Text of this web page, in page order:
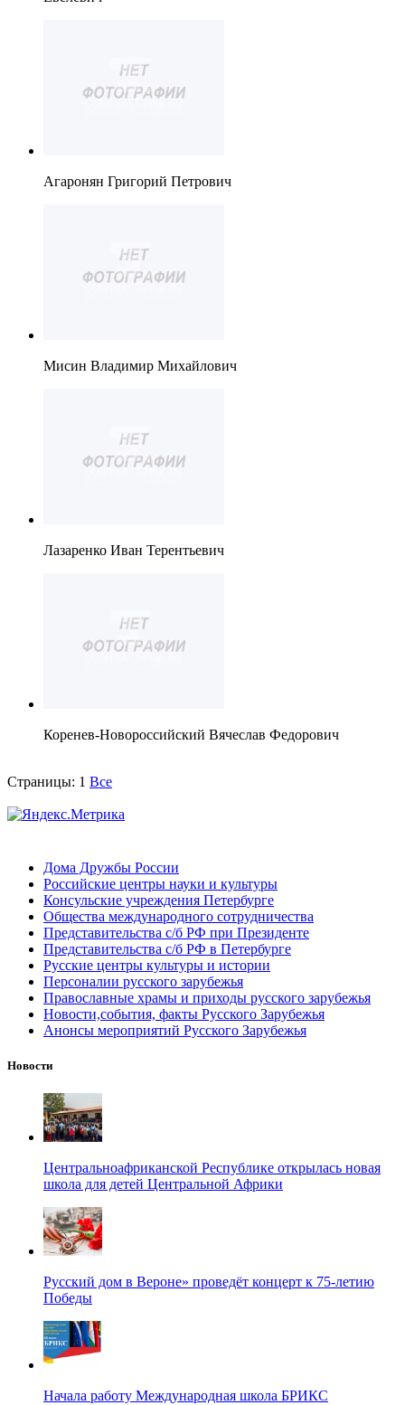
Агаронян Григорий Петрович
Мисин Владимир Михайлович
Лазаренко Иван Терентьевич
Коренев-Новороссийский Вячеслав Федорович
Страницы: 1 Все
Дома Дружбы России
Российские центры науки и культуры
Консульские учреждения Петербурге
Общества международного сотрудничества
Представительства с/б РФ при Президенте
Представительства с/б РФ в Петербурге
Русские центры культуры и истории
Персоналии русского зарубежья
Православные храмы и приходы русского зарубежья
Новости,события, факты Русского Зарубежья
Анонсы мероприятий Русского Зарубежья
Новости
Центральноафриканской Республике открылась новая
школа для детей Центральной Африки
Русский дом в Вероне» проведёт концерт к 75-летию
Победы
Начала работу Международная школа БРИКС